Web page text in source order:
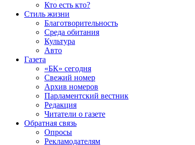
Кто есть кто?
Стиль жизни
Благотворительность
Среда обитания
Культура
Авто
Газета
«БК» сегодня
Свежий номер
Архив номеров
Парламентский вестник
Редакция
Читатели о газете
Обратная связь
Опросы
Рекламодателям